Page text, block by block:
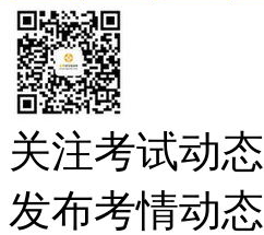
关注考试动态
发布考情动态